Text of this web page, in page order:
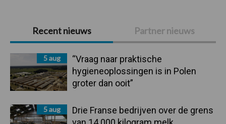
Primaire
Sidebar
Recent nieuws Partner nieuws
5 aug
“Vraag naar praktische
hygieneoplossingen is in Polen
groter dan ooit”
5 aug
Drie Franse bedrijven over de grens